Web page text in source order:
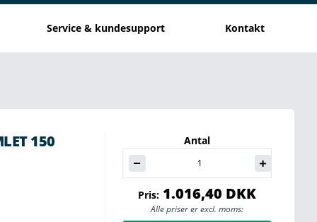
Service & kundesupport kontakt
150 Antal
Pris:1.016,40 DKK
Alle priser er excl. moms: